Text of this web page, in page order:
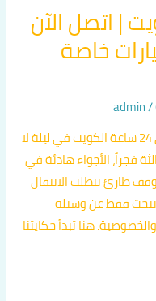
| اتصل الآن
سيارات خاصة
/
admin
قصة مشوار العمر: كيف أنقذني تاكسي 24 ساعة الكويت في ليلة لا
فجراً، الأجواء هادئة في
طارئ يتطلب الانتقال
تبحث فقط عن وسيلة
هنا تبدأ حكايتنا